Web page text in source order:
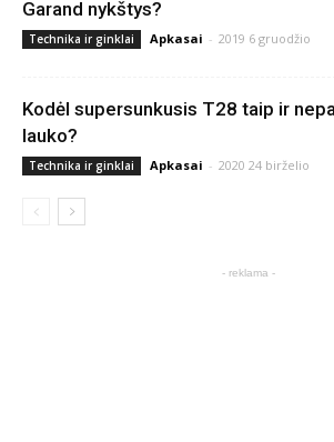
Garand nykštys?
Technika ir ginklai Apkasai - 2019 6 gruodžio
Kodėl supersunkusis T28 taip ir
lauko?
Technika ir ginklai Apkasai - 2020 24 birželio
- reklama -